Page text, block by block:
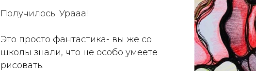
Получилось! Урааа!
Это просто фантастика- вы же со
школы знали, что не особо умеете
рисовать.